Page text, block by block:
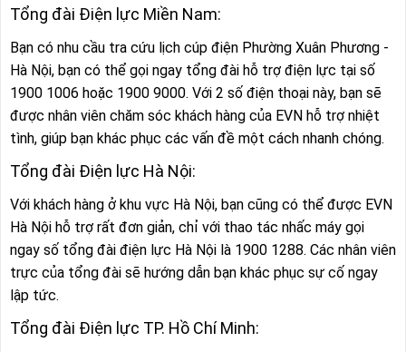
Tổng đài Điện lực Miền Nam:
Bạn có nhu cầu tra cứu lịch cúp điện Phường Xuân Phương -
Hà Nội, bạn có thể gọi ngay tổng đài hỗ trợ điện lực tại số
1900 1006 hoặc 1900 9000. Với 2 số điện thoại này, bạn sẽ
được nhân viên chăm sóc khách hàng của EVN hỗ trợ nhiệt
tình, giúp bạn khác phục các vấn đề một cách nhanh chóng.
Tổng đài Điện lực Hà Nội:
Với khách hàng ở khu vực Hà Nội, bạn cũng có thể được EVN
Hà Nội hỗ trợ rất đơn giản, chỉ với thao tác nhấc máy gọi
ngay số tổng đài điện lực Hà Nội là 1900 1288. Các nhân viên
trực của tổng đài sẽ hướng dẫn bạn khác phục sự cố ngay
lập tức.
Tổng đài Điện lực TP. Hồ Chí Minh: